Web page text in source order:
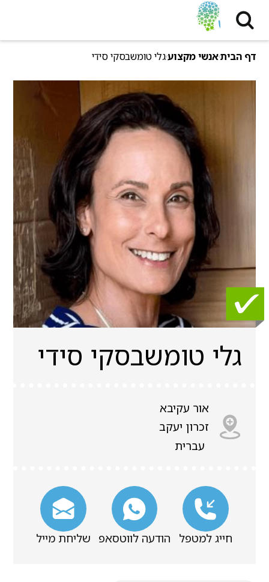
דף הביתאנשי מקצועגלי טומשבסקי סידי
גלי טומשבסקי סידי
אור עקיבא
זכרון יעקב
עברית
חייג למטפל הודעה לווטסאפ שליחת מייל